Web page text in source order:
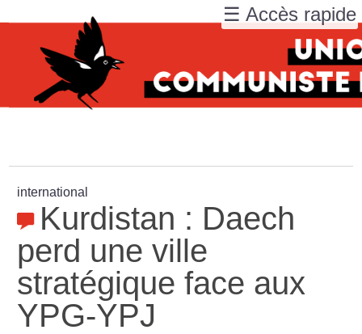
international
Kurdistan : Daech
perd une ville
stratégique face aux
YPG-YPJ
☰ Accès rapide